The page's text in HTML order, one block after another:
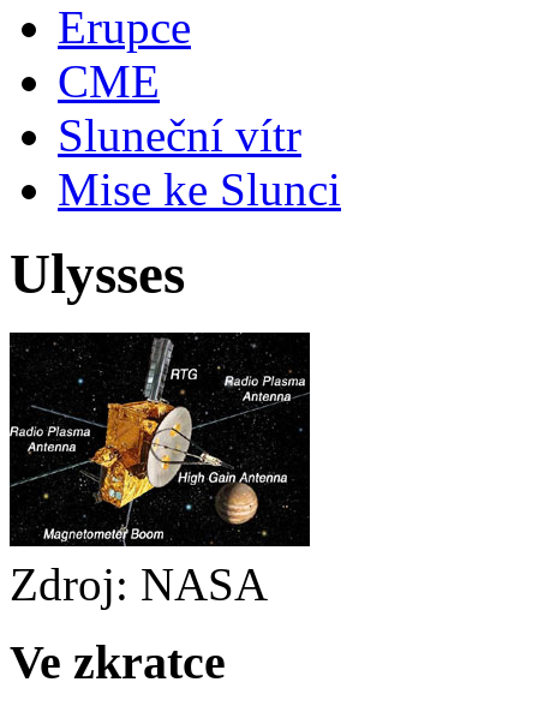
Erupce
CME
Sluneční vítr
Mise ke Slunci
Ulysses
Zdroj: NASA
Ve zkratce